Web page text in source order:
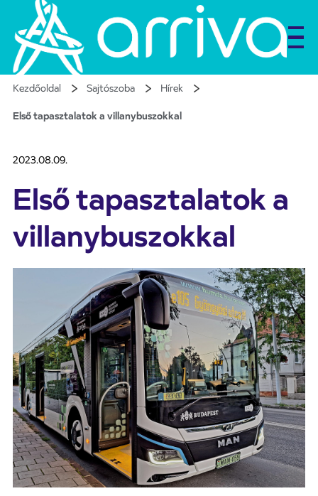
Kezdőoldal Sajtószoba Hírek
Első tapasztalatok a villanybuszokkal
2023.08.09.
Első tapasztalatok a
villanybuszokkal